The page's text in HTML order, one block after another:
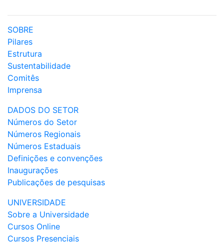
SOBRE
Pilares
Estrutura
Sustentabilidade
Comitês
Imprensa
DADOS DO SETOR
Números do Setor
Números Regionais
Números Estaduais
Definições e convenções
Inaugurações
Publicações de pesquisas
UNIVERSIDADE
Sobre a Universidade
Cursos Online
Cursos Presenciais